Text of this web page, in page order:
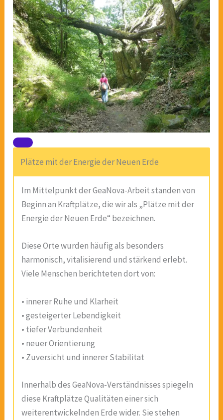
Plätze mit der Energie der Neuen Erde
Im Mittelpunkt der GeaNova-Arbeit standen von
Beginn an Kraftplätze, die wir als „Plätze mit der
Energie der Neuen Erde“ bezeichnen.
Diese Orte wurden häufig als besonders
harmonisch, vitalisierend und stärkend erlebt.
Viele Menschen berichteten dort von:
• innerer Ruhe und Klarheit
• gesteigerter Lebendigkeit
• tiefer Verbundenheit
• neuer Orientierung
• Zuversicht und innerer Stabilität
Innerhalb des GeaNova-Verständnisses spiegeln
diese Kraftplätze Qualitäten einer sich
weiterentwickelnden Erde wider. Sie stehen